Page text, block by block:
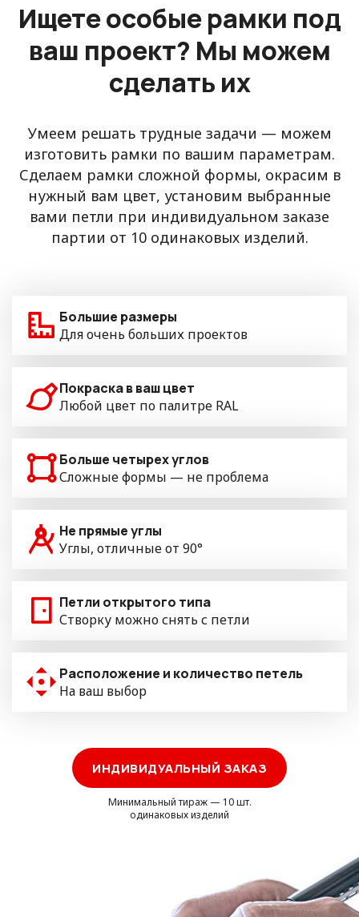
Ищете особые рамки под
ваш проект? Мы можем
сделать их
Умеем решать трудные задачи — можем
изготовить рамки по вашим параметрам.
Сделаем рамки сложной формы, окрасим в
нужный вам цвет, установим выбранные
вами петли при индивидуальном заказе
партии от 10 одинаковых изделий.
Большие размеры
Для очень больших проектов
Покраска в ваш цвет
Любой цвет по палитре RAL
Больше четырех углов
Сложные формы — не проблема
Не прямые углы
Углы, отличные от 90°
Петли открытого типа
Створку можно снять с петли
Расположение и количество петель
На ваш выбор
ИНДИВИДУАЛЬНЫЙ ЗАКАЗ
Минимальный тираж — 10 шт.
одинаковых изделий